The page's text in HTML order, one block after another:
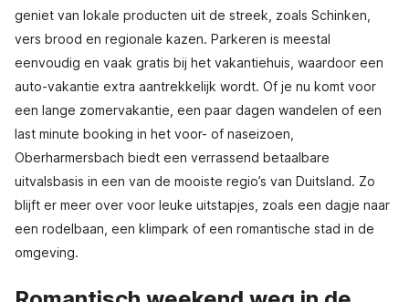
geniet van lokale producten uit de streek, zoals Schinken,
vers brood en regionale kazen. Parkeren is meestal
eenvoudig en vaak gratis bij het vakantiehuis, waardoor een
auto-vakantie extra aantrekkelijk wordt. Of je nu komt voor
een lange zomervakantie, een paar dagen wandelen of een
last minute booking in het voor- of naseizoen,
Oberharmersbach biedt een verrassend betaalbare
uitvalsbasis in een van de mooiste regio’s van Duitsland. Zo
blijft er meer over voor leuke uitstapjes, zoals een dagje naar
een rodelbaan, een klimpark of een romantische stad in de
omgeving.